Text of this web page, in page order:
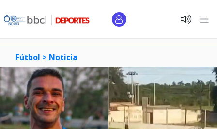
Fútbol > Noticia